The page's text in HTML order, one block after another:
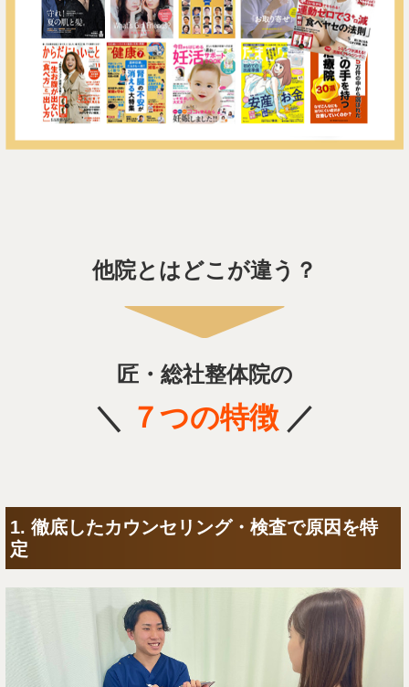
他院とはどこが違う？
匠・総社整体院の
＼ ７つの特徴 ／
1. 徹底したカウンセリング・検査で原因を特
定